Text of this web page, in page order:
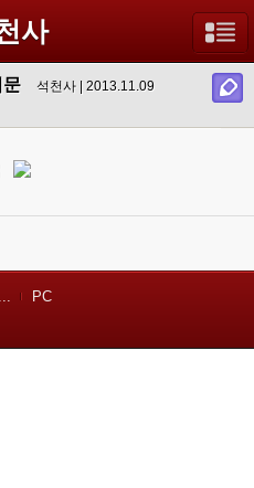
사
문
석천사 | 2013.11.09
PC